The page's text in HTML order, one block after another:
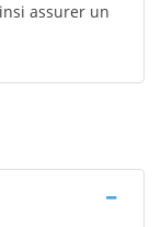
assurer un